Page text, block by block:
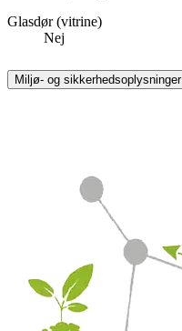
Glasdør (vitrine)
Nej
Miljø- og sikkerhedsoplysninger